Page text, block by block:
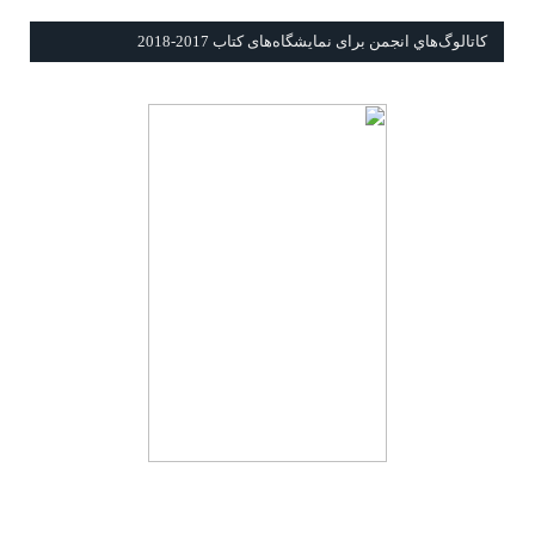
كاتالوگ‌هاي انجمن برای نمايشگاه‌های كتاب 2017-2018